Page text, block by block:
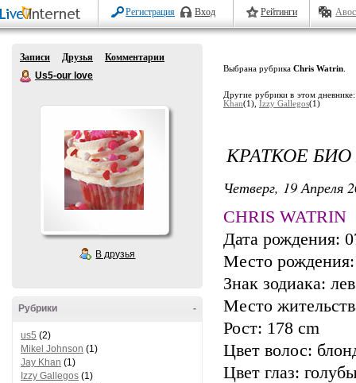
Регистрация Вход Рейтинги
Записи Друзья
Комментарии
Us5-our love
В друзья
-
Рубрики
us5 (2)
Mikel Johnson (1)
Jay Khan (1)
Izzy Gallegos (1)
Выбрана рубрика Chris Watrin
Другие рубрики в этом
Khan(1), Izzy Gallegos(1)
КРАТКОЕ
Четверг, 19 Апреля
CHRIS WATRIN
Дата рождения:
Место
Знак зодиака: лев
Место
Рост: 178 cm
Цвет волос:
Цвет глаз: